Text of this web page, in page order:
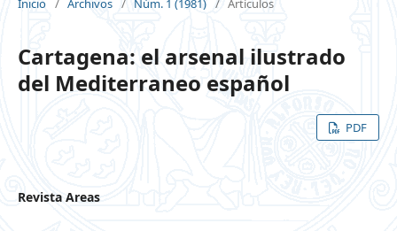
Inicio / Archivos / Núm. 1 (1981) / Artículos
Cartagena: el arsenal ilustrado
del Mediterraneo español
PDF
Revista Areas